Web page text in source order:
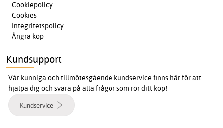
Cookiepolicy
Cookies
Integritetspolicy
Ångra köp
Kundsupport
Vår kunniga och tillmötesgående kundservice finns här för att
hjälpa dig och svara på alla frågor som rör ditt köp!
Kundservice